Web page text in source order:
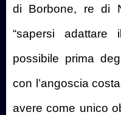
di Borbone, re di
“sapersi
possibile prima
con l’angoscia
avere come unico